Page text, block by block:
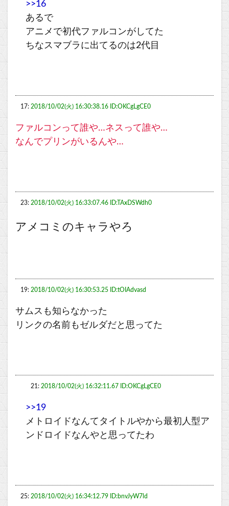
>>16
あるで
アニメで初代ファルコンがしてた
ちなスマブラに出てるのは2代目
17: 2018/10/02(火) 16:30:38.16 ID:OKCgLgCE0
ファルコンって誰や…ネスって誰や…
なんでプリンがいるんや…
23: 2018/10/02(火) 16:33:07.46 ID:TAxDSWdh0
アメコミのキャラやろ
19: 2018/10/02(火) 16:30:53.25 ID:tOIAdvasd
サムスも知らなかった
リンクの名前もゼルダだと思ってた
21: 2018/10/02(火) 16:32:11.67 ID:OKCgLgCE0
>>19
メトロイドなんてタイトルやから最初人型ア
ンドロイドなんやと思ってたわ
25: 2018/10/02(火) 16:34:12.79 ID:bnvJyW7ld